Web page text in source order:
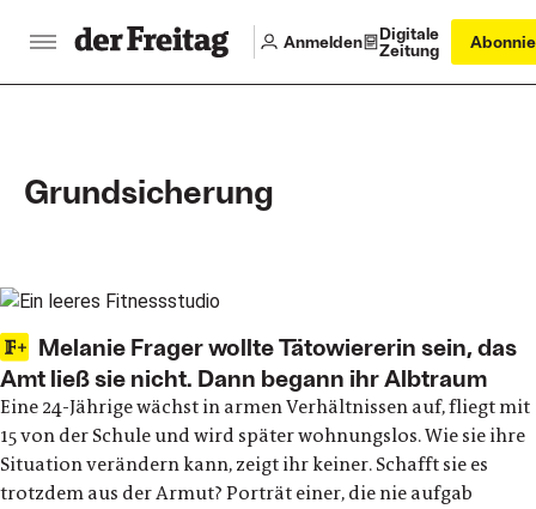
Anmelden
Digitale
Zeitung
Grundsicherung
Main articles
Melanie Frager wollte Tätowiererin sein, das
Amt ließ sie nicht. Dann begann ihr Albtraum
Eine 24-Jährige wächst in armen Verhältnissen auf, fliegt mit
15 von der Schule und wird später wohnungslos. Wie sie ihre
Situation verändern kann, zeigt ihr keiner. Schafft sie es
trotzdem aus der Armut? Porträt einer, die nie aufgab